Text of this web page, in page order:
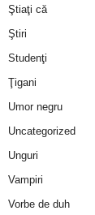
Ştiaţi că
Ştiri
Studenţi
Ţigani
Umor negru
Uncategorized
Unguri
Vampiri
Vorbe de duh